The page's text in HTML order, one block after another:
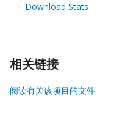
Download Stats
相关链接
阅读有关该项目的文件